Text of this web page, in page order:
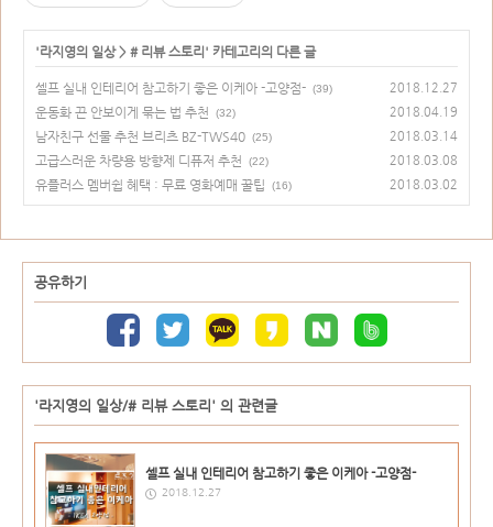
'라지영의 일상> # 리뷰 스토리 ' 카테고리의 다른 글
셀프 실내 인테리어 참고하기 좋은 이케아 -고양점- (39) 2018.12.27
운동화 끈 안보이게 묶는 법 추천 (32) 2018.04.19
남자친구 선물 추천 브리츠 BZ-TWS40 (25) 2018.03.14
고급스러운 차량용 방향제 디퓨저 추천 (22) 2018.03.08
유플러스 멤버쉽 혜택 : 무료 영화예매 꿀팁 (16) 2018.03.02
공유하기
'라지영의 일상/# 리뷰 스토리' 의 관련글
셀프 실내 인테리어 참고하기 좋은 이케아 -고양점-
2018.12.27